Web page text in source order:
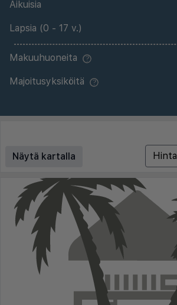
Aikuisia
Lapsia (0 - 17 v.)
Makuuhuoneita
Majoitusyksiköitä
Näytä kartalla